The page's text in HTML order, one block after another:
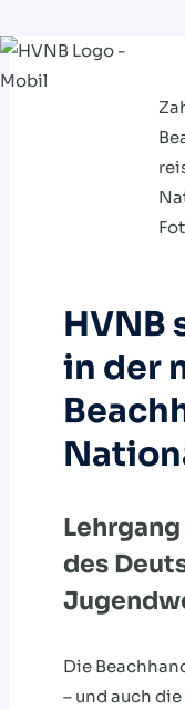
Zum
Inhalt
HVNB
in der
des
Die
– und auch